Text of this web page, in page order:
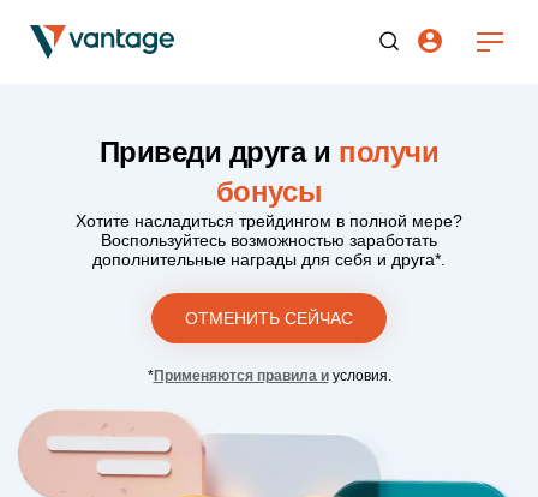
Приведи друга и получи
бонусы
Хотите насладиться трейдингом в полной мере?
Воспользуйтесь возможностью заработать
дополнительные награды для себя и друга*.
ОТМЕНИТЬ СЕЙЧАС
*Применяются правила иусловия.